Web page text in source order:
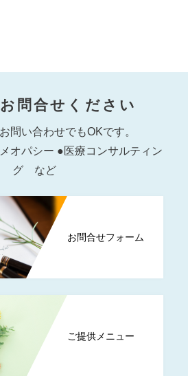
問合せください
問い合わせでもOKです。
オパシー ●医療コンサルティン
グ など
お問合せフォーム
ご提供メニュー